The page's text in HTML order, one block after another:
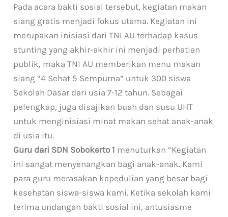
Pada acara bakti sosial tersebut, kegiatan makan
siang gratis menjadi fokus utama. Kegiatan ini
merupakan inisiasi dari TNI AU terhadap kasus
stunting yang akhir-akhir ini menjadi perhatian
publik, maka TNI AU memberikan menu makan
siang “4 Sehat 5 Sempurna” untuk 300 siswa
Sekolah Dasar dari usia 7-12 tahun. Sebagai
pelengkap, juga disajikan buah dan susu UHT
untuk menginisiasi minat makan sehat anak-anak
di usia itu.
Guru dari SDN Sobokerto 1 menuturkan “Kegiatan
ini sangat menyenangkan bagi anak-anak. Kami
para guru merasakan kepedulian yang besar bagi
kesehatan siswa-siswa kami. Ketika sekolah kami
terima undangan bakti sosial ini, antusiasme